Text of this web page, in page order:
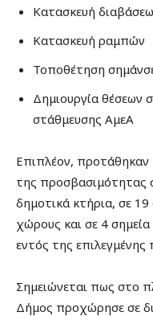
Κατασκευή
Κατασκευή ραμπών
Τοποθέτηση
Δημιουργία θέσεων
στάθμευσης ΑμεΑ
Επιπλέον, προτάθηκαν
της προσβασιμότητας
δημοτικά κτήρια, σε
χώρους και σε 4
εντός της
Σημειώνεται πως στο
Δήμος προχώρησε σε